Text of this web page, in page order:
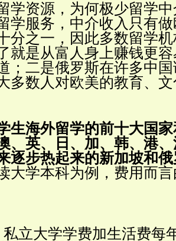
学资源，为何极少留学
学服务，中介收入只有
分之一，因此多数留学
就是从富人身上赚钱更
； 二是俄罗斯在许多中
多数人对欧美的教育、
生海外留学的前十大国
、英、日、加、韩、港
逐步热起来的新加坡和
大学本科为例，费用而
私立大学学费加生活费每